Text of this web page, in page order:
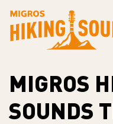
MIGROS
SOUNDS